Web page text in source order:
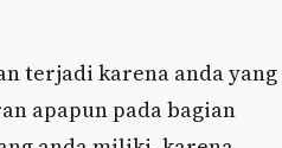
terjadi karena anda yang
apapun pada bagian